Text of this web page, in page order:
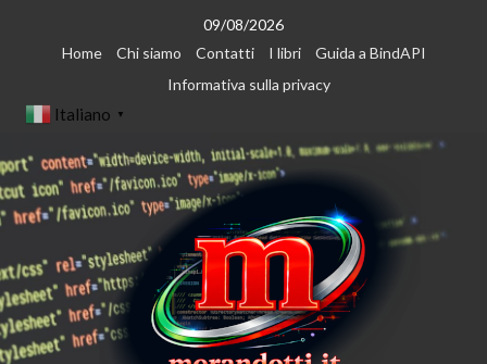
09/08/2026
Home
Chi siamo Contatti I libri
Guida a BindAPI
Informativa sulla privacy
Italiano ▼